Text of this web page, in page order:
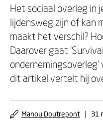
Het sociaal overleg in
lijdensweg zijn of kan
maakt het verschil?
Daarover gaat
dit artikel vertelt hij
Manou Doutrepont | 31